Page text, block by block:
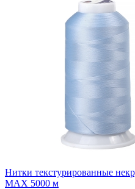
Нитки текстурированные
MAX 5000 м